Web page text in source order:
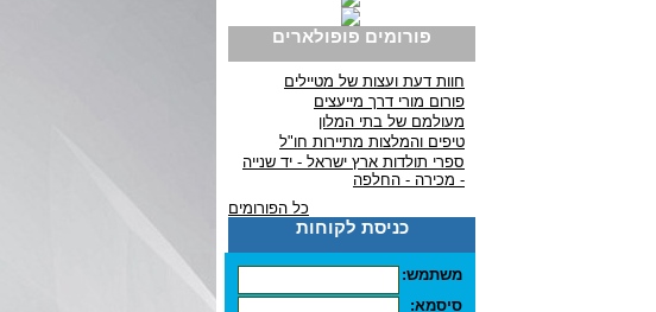
פורומים פופולארים
חוות דעת ועצות של מטיילים
פורום מורי דרך מייעצים
מעולמם של בתי המלון
טיפים והמלצות מתיירות חו"ל
ספרי תולדות ארץ ישראל - יד שנייה
- מכירה - החלפה
כל הפורומים
כניסת לקוחות
משתמש:
סיסמא: